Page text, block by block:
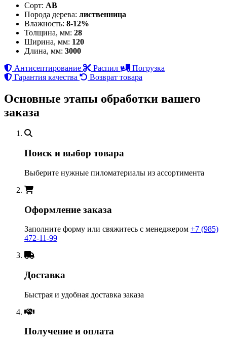
Сорт: AB
Порода дерева: лиственница
Влажность: 8-12%
Толщина, мм: 28
Ширина, мм: 120
Длина, мм: 3000
Антисептирование
Распил
Погрузка
Гарантия качества
Возврат товара
Основные этапы обработки вашего
заказа
Поиск и выбор товара
Выберите нужные пиломатериалы из ассортимента
Оформление заказа
Заполните форму или свяжитесь с менеджером +7 (985)
472-11-99
Доставка
Быстрая и удобная доставка заказа
Получение и оплата